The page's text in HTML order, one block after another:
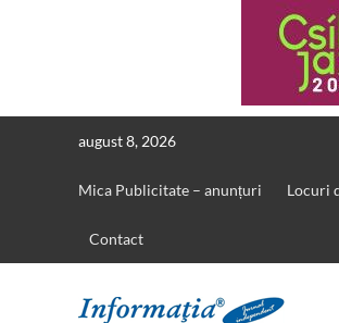
august 8, 2026
Mica Publicitate – anunțuri Locuri
Contact